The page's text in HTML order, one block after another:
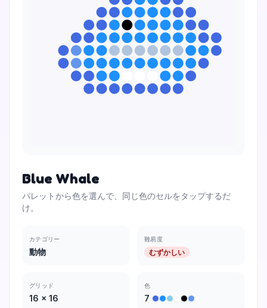
Blue Whale
パレットから色を選んで、同じ色のセルをタップするだ
け。
カテゴリー
動物
難易度
むずかしい
グリッド
16 × 16
色
7